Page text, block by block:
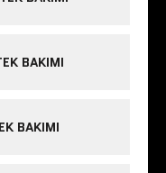
BAKIMI
BAKIMI